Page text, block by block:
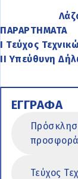
ΠΑΡΑΡΤΗΜΑΤΑ
Ι Τεύχος
ΙΙ Υπεύθυνη
ΕΓΓΡΑΦΑ
Τεύχος